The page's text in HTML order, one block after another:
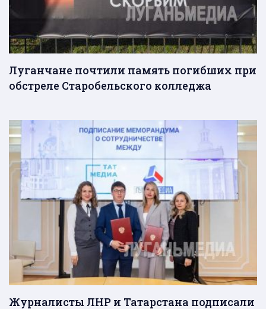
Луганчане почтили память погибших при
обстреле Старобельского колледжа
Журналисты ЛНР и Татарстана подписали